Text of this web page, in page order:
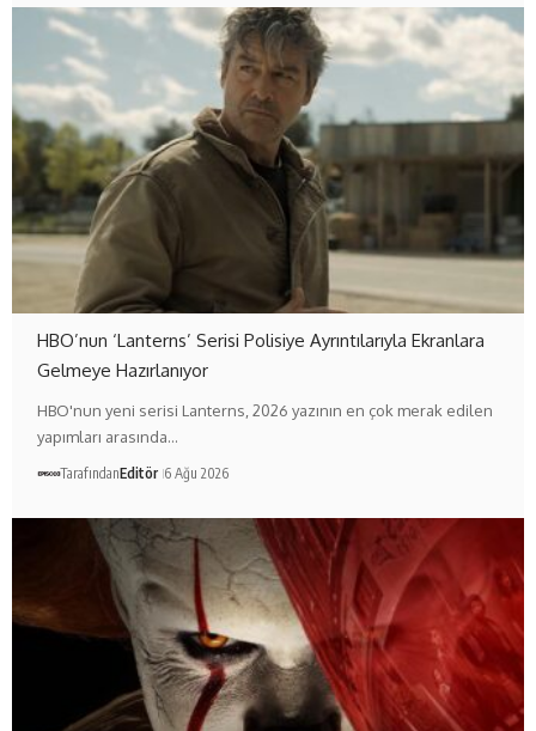
HBO’nun ‘Lanterns’ Serisi Polisiye Ayrıntılarıyla Ekranlara
Gelmeye Hazırlanıyor
HBO'nun yeni serisi Lanterns, 2026 yazının en çok merak edilen
yapımları arasında…
TarafındanEditör 6 Ağu 2026